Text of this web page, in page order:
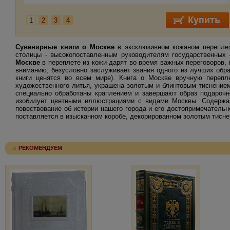
1 2 3 4
Сувенирные книги о Москвев эксклюзивном кожаном
столицы - высокопоставленным руководителям
Москве в переплете из кожи дарят во время важных
вниманию, безусловно заслуживает звания одного из лучших
книги ценятся во всем мире). Книга о Москве вручную
художественного литья, украшена золотым и блинтовым
специально обработаны краплением и завершают образ
изобилует цветными иллюстрациями с видами Москвы.
повествование об истории нашего города и его
поставляется в изысканном коробе, декорированном золотым
РЕКОМЕНДУЕМ